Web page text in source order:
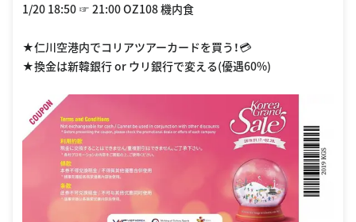
1/20 18:50 ☞ 21:00 OZ108 機内食
★仁川空港内でコリアツアーカードを買う！💳
★換金は新韓銀行 or ウリ銀行で変える(優遇60%)